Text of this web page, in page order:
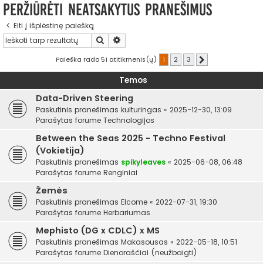
Peržiūrėti neatsakytus pranešimus
Eiti į išplėstinę paiešką
Ieškoti
Paieška rado 51 atitikmenis(ų) 1 2 3
Temos
Data-Driven Steering
Paskutinis pranešimas kulturingas « 2025-12-30, 13:09
Parašytas forume Technologijos
Between the Seas 2025 - Techno Festival
(Vokietija)
Paskutinis pranešimas spikyleaves « 2025-06-08, 06:48
Parašytas forume Renginiai
Žemės
Paskutinis pranešimas Elcome « 2022-07-31, 19:30
Parašytas forume Herbariumas
Mephisto (DG x CDLC) x MS
Paskutinis pranešimas Makasousas « 2022-05-18, 10:51
Parašytas forume Dienoraščiai (neužbaigti)